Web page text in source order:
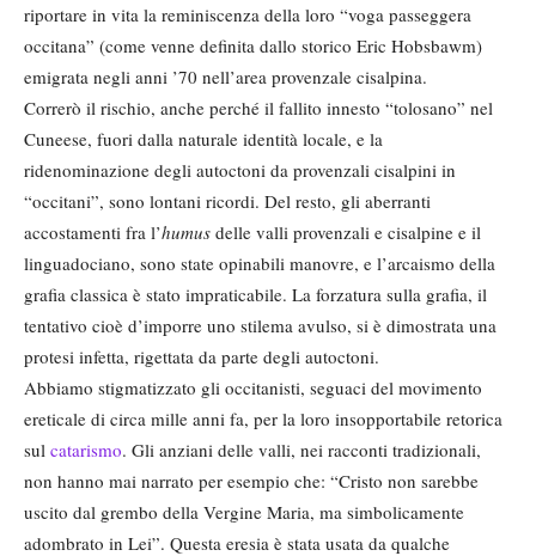
riportare in vita la reminiscenza della loro “voga passeggera
occitana” (come venne definita dallo storico Eric Hobsbawm)
emigrata negli anni ’70 nell’area provenzale cisalpina.
Correrò il rischio, anche perché il fallito innesto “tolosano” nel
Cuneese, fuori dalla naturale identità locale, e la
ridenominazione degli autoctoni da provenzali cisalpini in
“occitani”, sono lontani ricordi. Del resto, gli aberranti
accostamenti fra l’humus delle valli provenzali e cisalpine e il
linguadociano, sono state opinabili manovre, e l’arcaismo della
grafia classica è stato impraticabile. La forzatura sulla grafia, il
tentativo cioè d’imporre uno stilema avulso, si è dimostrata una
protesi infetta, rigettata da parte degli autoctoni.
Abbiamo stigmatizzato gli occitanisti, seguaci del movimento
ereticale di circa mille anni fa, per la loro insopportabile retorica
sul catarismo. Gli anziani delle valli, nei racconti tradizionali,
non hanno mai narrato per esempio che: “Cristo non sarebbe
uscito dal grembo della Vergine Maria, ma simbolicamente
adombrato in Lei”. Questa eresia è stata usata da qualche